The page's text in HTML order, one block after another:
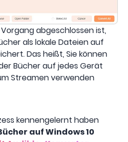
abgeschlossen ist,
als lokale Dateien auf
Das heißt, Sie können
Bücher auf jedes Gerät
Streamen verwenden
kennengelernt haben
auf Windows 10